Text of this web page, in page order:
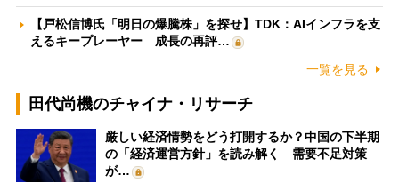
【戸松信博氏「明日の爆騰株」を探せ】TDK：AIインフラを支
えるキープレーヤー 成長の再評…
一覧を見る
田代尚機のチャイナ・リサーチ
厳しい経済情勢をどう打開するか？中国の下半期
の「経済運営方針」を読み解く 需要不足対策
が…